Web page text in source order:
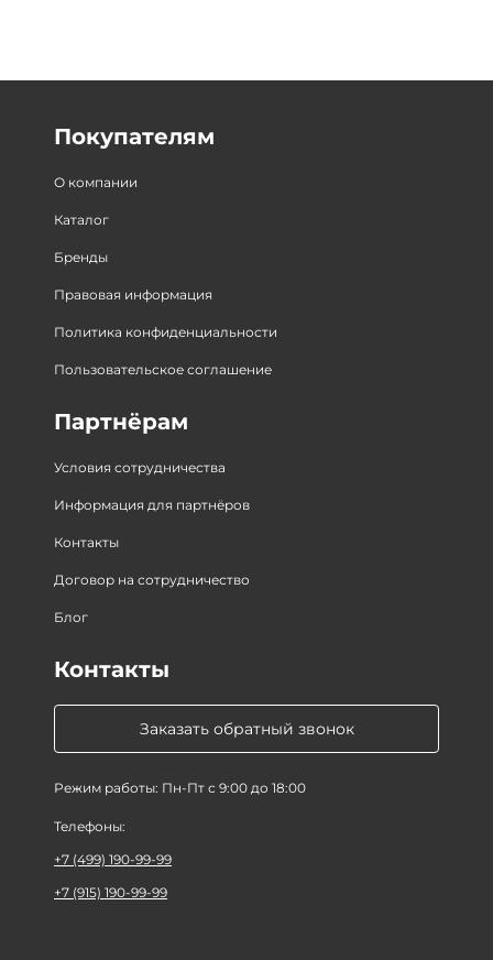
Покупателям
О компании
Каталог
Бренды
Правовая информация
Политика конфиденциальности
Пользовательское соглашение
Партнёрам
Условия сотрудничества
Информация для партнёров
Контакты
Договор на сотрудничество
Блог
Заказать обратный звонок
Режим работы: Пн-Пт с 9:00 до 18:00
Контакты
Телефоны:
+7 (499) 190-99-99
+7 (915) 190-99-99